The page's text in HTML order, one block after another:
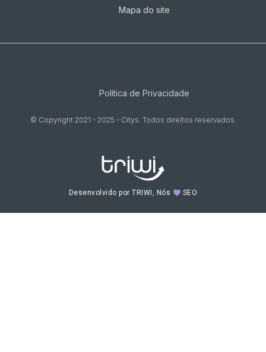
Mapa do site
Política de Privacidade
© Copyright 2021 - 2025 - Citys. Todos direitos reservados.
Desenvolvido por TRIWI, Nós SEO